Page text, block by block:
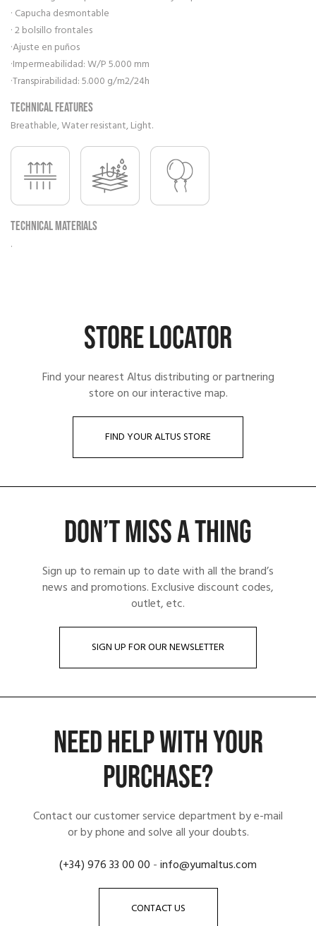
· Capucha desmontable
· 2 bolsillo frontales
·Ajuste en puños
·Impermeabilidad: W/P 5.000 mm
·Transpirabilidad: 5.000 g/m2/24h
Technical features
Breathable, Water resistant, Light.
Technical materials
.
STORE LOCATOR
Find your nearest Altus distributing or partnering
store on our interactive map.
FIND YOUR ALTUS STORE
DON’T MISS A THING
Sign up to remain up to date with all the brand’s
news and promotions. Exclusive discount codes,
outlet, etc.
SIGN UP FOR OUR NEWSLETTER
NEED HELP WITH YOUR
PURCHASE?
Contact our customer service department by e-mail
or by phone and solve all your doubts.
(+34) 976 33 00 00 -info@yumaltus.com
CONTACT US